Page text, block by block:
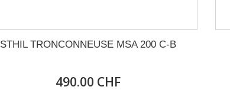
STHIL TRONCONNEUSE MSA 200 C-B
490.00 CHF